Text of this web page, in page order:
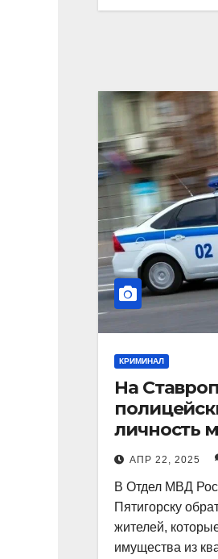
КРИМИНАЛ
На
личность
имущества
АПР 22, 2025
В Отдел МВД
Пятигорску
жителей,
имущества из